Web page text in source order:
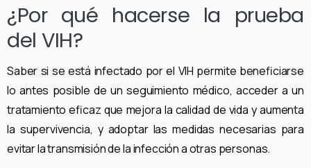
¿Por qué hacerse la prueba
del VIH?
Saber si se está infectado por el VIH permite beneficiarse
lo antes posible de un seguimiento médico, acceder a un
tratamiento eficaz que mejora la calidad de vida y aumenta
la supervivencia, y adoptar las medidas necesarias para
evitar la transmisión de la infección a otras personas.